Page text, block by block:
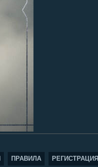
ПРАВИЛА РЕГИСТРАЦИЯ